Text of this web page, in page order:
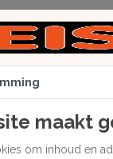
maakt
om inhoud en